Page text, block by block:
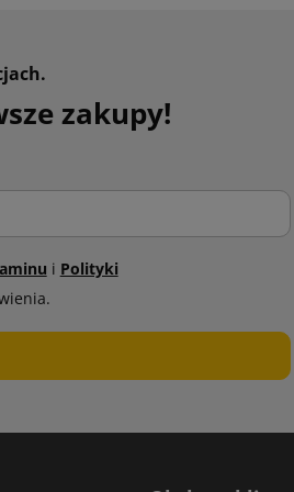
zakupy!
i Polityki